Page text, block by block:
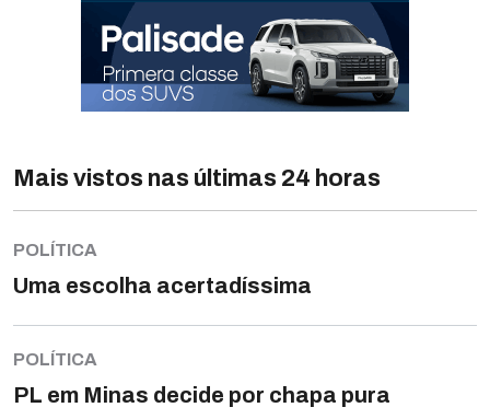
Mais vistos nas últimas 24 horas
POLÍTICA
Uma escolha acertadíssima
POLÍTICA
PL em Minas decide por chapa pura